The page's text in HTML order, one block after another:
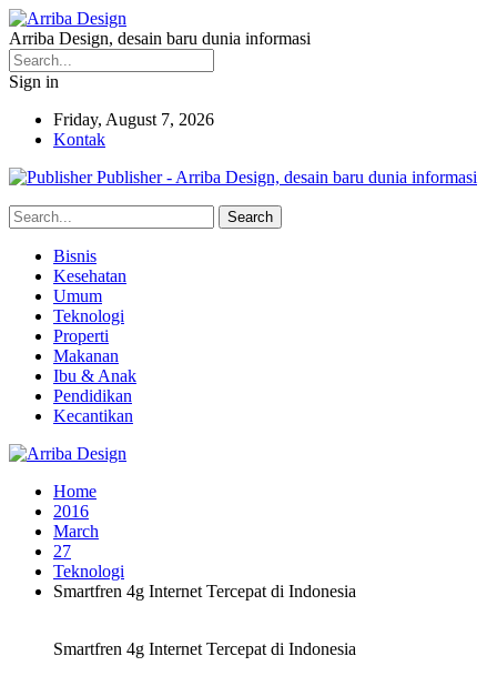
Arriba Design, desain baru dunia informasi
Sign in
Friday, August 7, 2026
Kontak
Publisher - Arriba Design, desain baru dunia informasi
Bisnis
Kesehatan
Umum
Teknologi
Properti
Makanan
Ibu & Anak
Pendidikan
Kecantikan
Home
2016
March
27
Teknologi
Smartfren 4g Internet Tercepat di Indonesia
Smartfren 4g Internet Tercepat di Indonesia